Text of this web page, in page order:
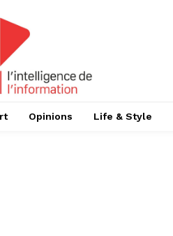
Opinions Life & Style